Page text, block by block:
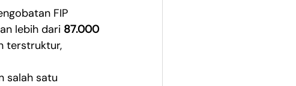
FIP
lebih dari 87.000
terstruktur,
salah satu